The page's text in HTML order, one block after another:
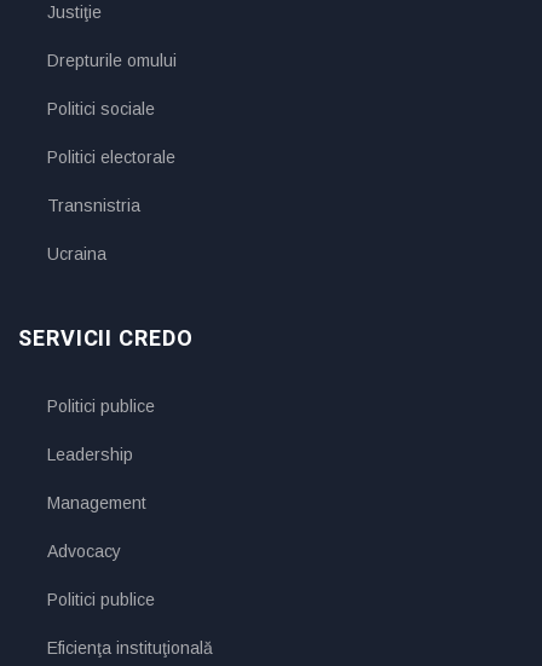
Justiţie
Drepturile omului
Politici sociale
Politici electorale
Transnistria
Ucraina
SERVICII CREDO
Politici publice
Leadership
Management
Advocacy
Politici publice
Eficienţa instituţională